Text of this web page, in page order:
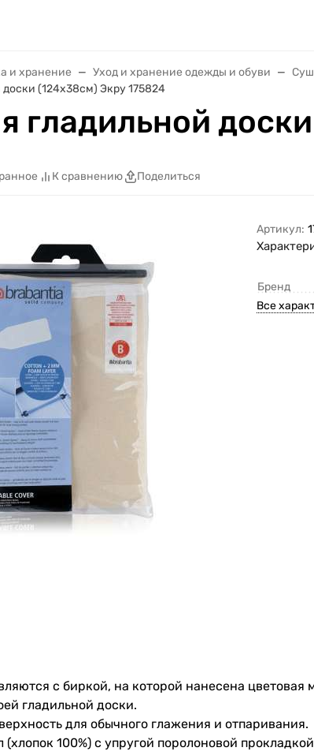
и хранение Уход и хранение одежды и обуви
(124х38см) Экру 175824
гладильной
К сравнению Поделиться
Артикул:
Бренд
Все
с биркой, на которой нанесена
гладильной доски.
для обычного глажения и отпаривания.
100%) с упругой поролоновой